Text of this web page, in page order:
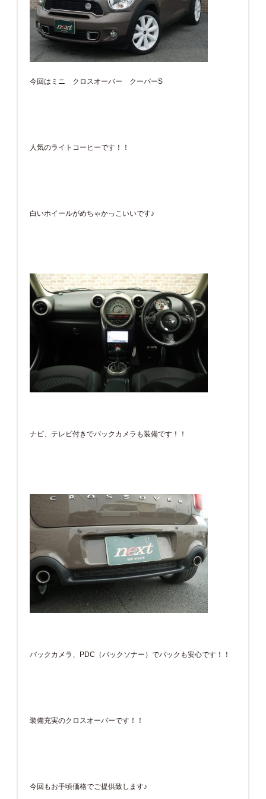
今回はミニ クロスオーバー クーパーS
人気のライトコーヒーです！！
白いホイールがめちゃかっこいいです♪
ナビ、テレビ付きでバックカメラも装備です！！
バックカメラ、PDC（バックソナー）でバックも安心です！！
装備充実のクロスオーバーです！！
今回もお手頃価格でご提供致します♪